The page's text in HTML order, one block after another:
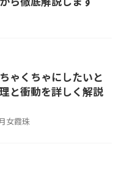
ゃくちゃにしたいと
と衝動を詳しく解説
女霞珠